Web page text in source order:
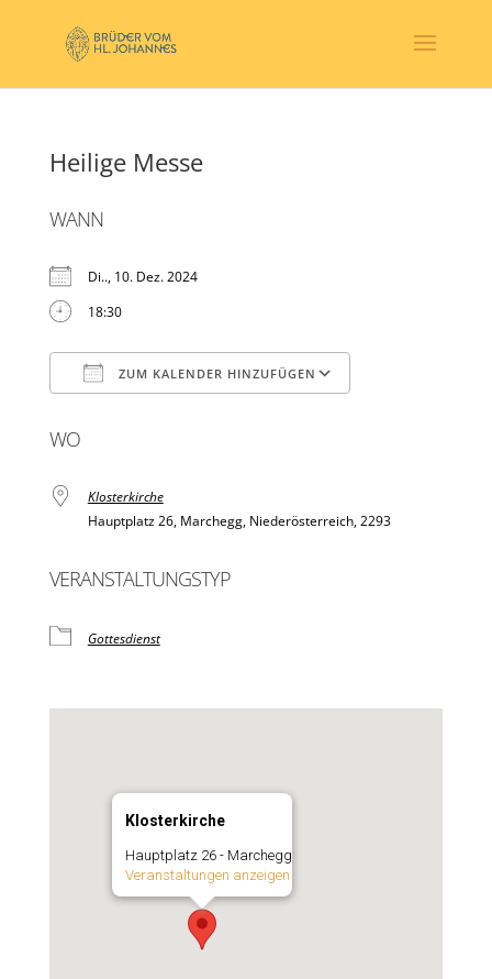
Heilige Messe
WANN
Di.., 10. Dez. 2024
18:30
ZUM KALENDER HINZUFÜGEN
WO
Klosterkirche
Hauptplatz 26, Marchegg, Niederösterreich, 2293
VERANSTALTUNGSTYP
Gottesdienst
Klosterkirche
Hauptplatz 26 - Marchegg
Veranstaltungen anzeigen